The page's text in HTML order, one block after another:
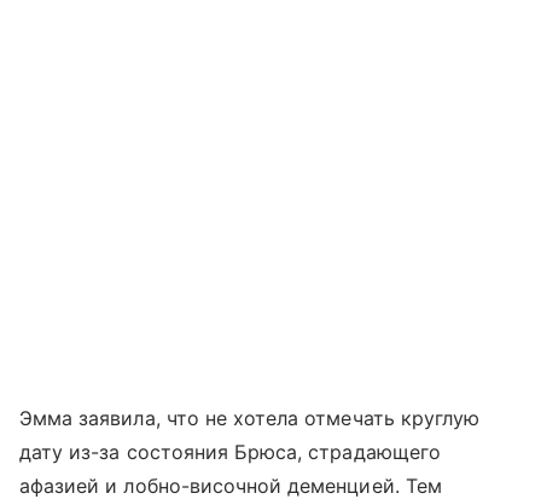
Эмма заявила, что не хотела отмечать круглую
дату из-за состояния Брюса, страдающего
афазией и лобно-височной деменцией. Тем